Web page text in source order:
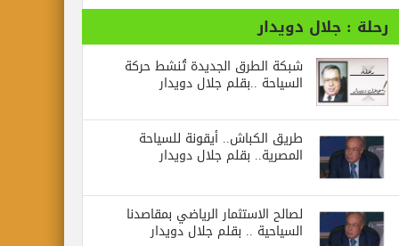
دويدار
شبكة الطرق الجديدة تُنشط حركة
السياحة ..بقلم جلال دويدار
طريق الكباش.. أيقونة للسياحة
المصرية.. بقلم جلال دويدار
لصالح الاستثمار الرياضي بمقاصدنا
السياحية .. بقلم جلال دويدار